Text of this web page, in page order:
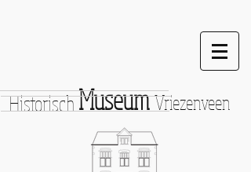
HistorischMuseumVriezenveen